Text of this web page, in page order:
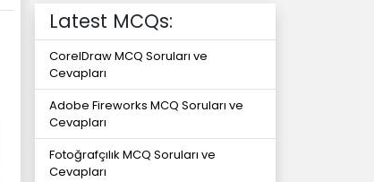
Latest MCQs:
CorelDraw MCQ Soruları ve
Cevapları
Adobe Fireworks MCQ Soruları ve
Cevapları
Fotoğrafçılık MCQ Soruları ve
Cevapları